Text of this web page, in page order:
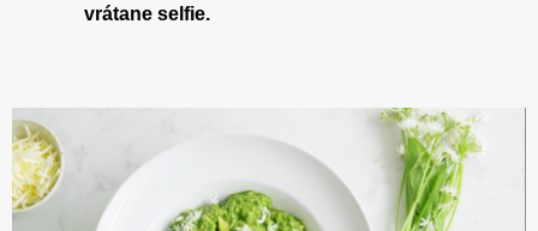
vrátane selfie.